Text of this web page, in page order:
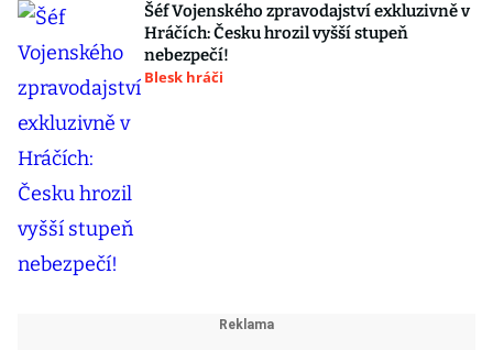
Šéf Vojenského zpravodajství exkluzivně v
Hráčích: Česku hrozil vyšší stupeň
nebezpečí!
Blesk hráči